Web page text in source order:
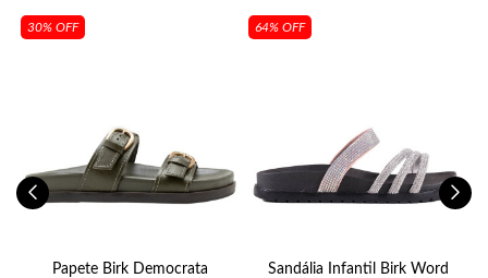
30% OFF
Papete Birk Democrata
64% OFF
Sandália Infantil Birk Word